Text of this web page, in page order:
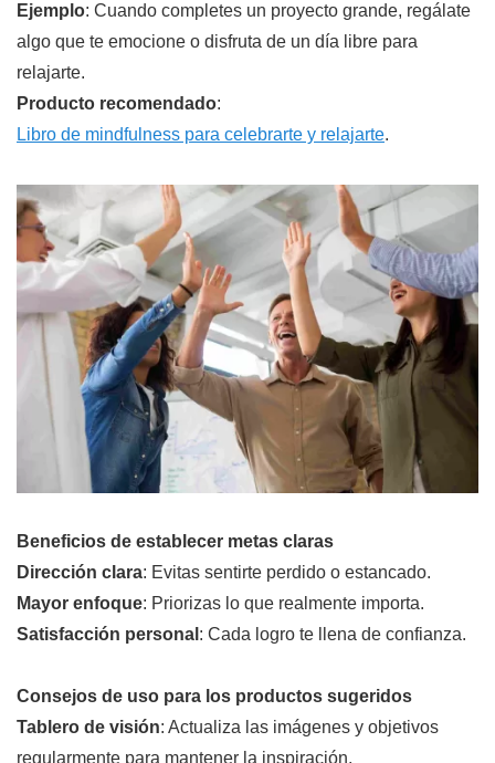
Ejemplo: Cuando completes un proyecto grande, regálate
algo que te emocione o disfruta de un día libre para
relajarte.
Producto recomendado:
Libro de mindfulness para celebrarte y relajarte.
Beneficios de establecer metas claras
Dirección clara: Evitas sentirte perdido o estancado.
Mayor enfoque: Priorizas lo que realmente importa.
Satisfacción personal : Cada logro te llena de confianza.
Consejos de uso para los productos sugeridos
Tablero de visión: Actualiza las imágenes y objetivos
regularmente para mantener la inspiración.